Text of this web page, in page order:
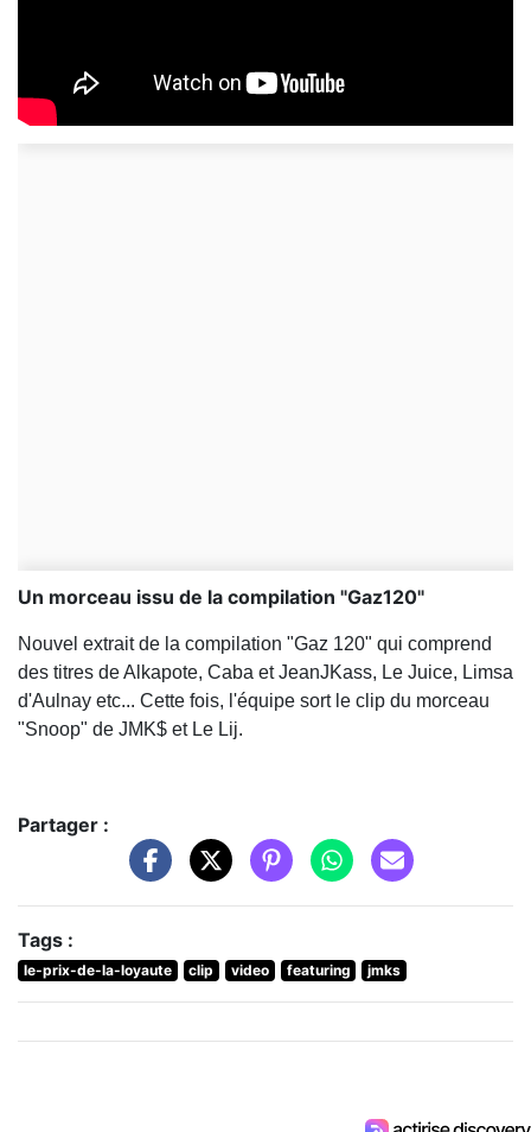
Un morceau issu de la compilation "Gaz120"
Nouvel extrait de la compilation "Gaz 120" qui comprend
des titres de Alkapote, Caba et JeanJKass, Le Juice, Limsa
d'Aulnay etc... Cette fois, l'équipe sort le clip du morceau
"Snoop" de JMK$ et Le Lij.
Partager :
Tags :
le-prix-de-la-loyaute clip video featuring jmks